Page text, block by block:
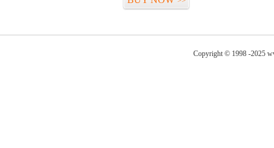
Copyright © 1998 -2025